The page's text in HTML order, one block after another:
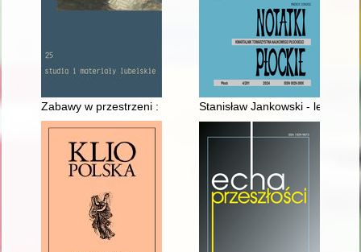
Zabawy w przestrzeni : "Rzeźba napowietrzna" Edwarda
Stanisław Jankowski -